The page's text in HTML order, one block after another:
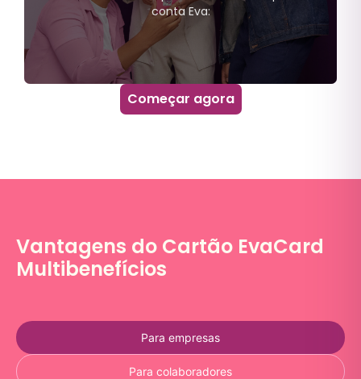
conta Eva:
Pagamentos pela Conta Digital de
Começar agora
Para empresas
Para colaboradores
Vantagens do Cartão EvaCard
Multibenefícios